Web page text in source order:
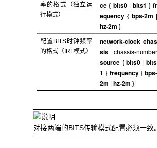
率的格式（独立运
行模式）
ce{ bits0 bits1 } fr
equency { bps-2m
hz-2m }
配置BITS时钟频率
的格式（IRF模式）
network-clock chas
sis chassis-number
source {bits0
bits
1} frequency{ bps-
2m hz-2m }
对接两端的BITS传输模式配置必须一致。